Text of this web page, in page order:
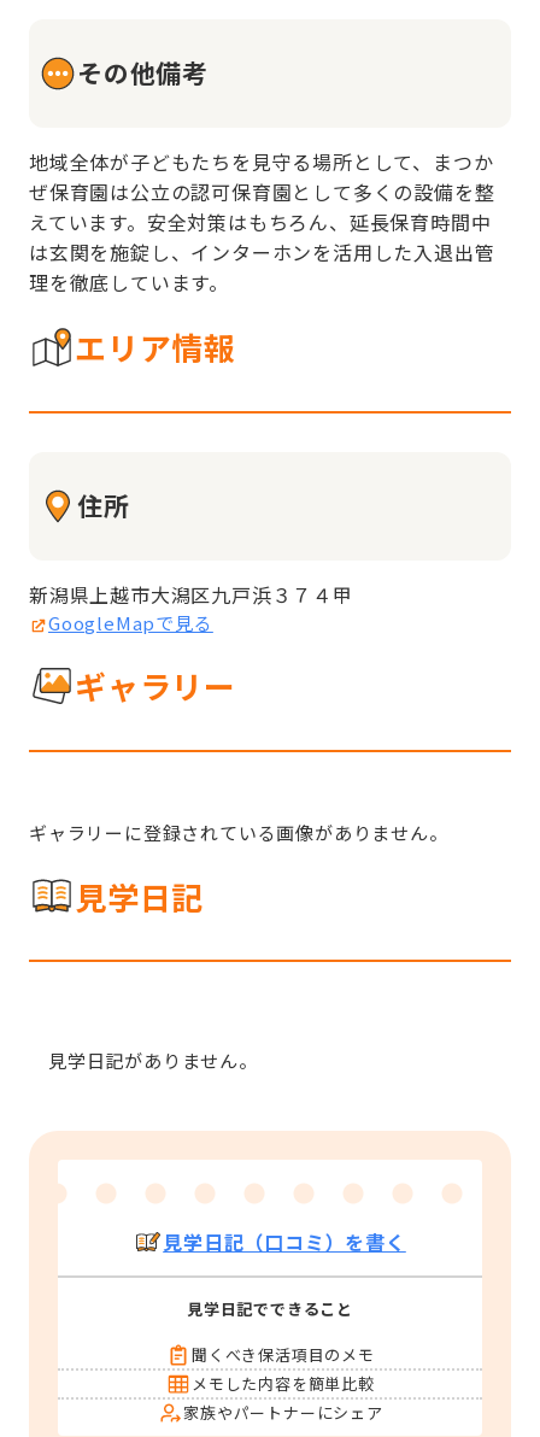
その他備考
地域全体が子どもたちを見守る場所として、まつか
ぜ保育園は公立の認可保育園として多くの設備を整
えています。安全対策はもちろん、延長保育時間中
は玄関を施錠し、インターホンを活用した入退出管
理を徹底しています。
エリア情報
住所
新潟県上越市大潟区九戸浜３７４甲
GoogleMapで見る
ギャラリー
ギャラリーに登録されている画像がありません。
見学日記
見学日記がありません。
見学日記（口コミ）を書く
見学日記でできること
聞くべき保活項目のメモ
メモした内容を簡単比較
家族やパートナーにシェア